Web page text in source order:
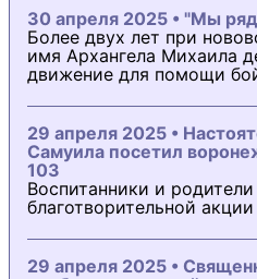
30 апреля 2025 • "Мы
Более двух лет при
имя Архангела Михаила
движение для помощи
29 апреля 2025 •
Самуила посетил
103
Воспитанники и
благотворительной
29 апреля 2025 •